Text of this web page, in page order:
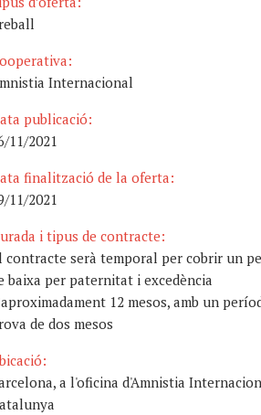
Internacional
publicació:
11/2021
finalització de la oferta:
11/2021
i tipus de contracte:
contracte serà temporal per cobrir un
baixa per paternitat i excedència
12 mesos, amb un
de dos mesos
a l'oficina d'Amnistia